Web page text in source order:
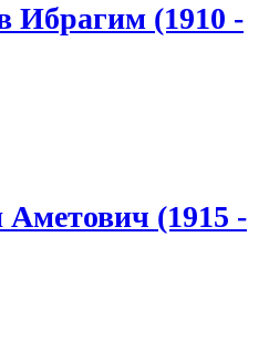
Ибрагим (1910 -
(1915 -